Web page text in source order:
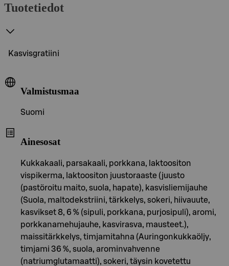
Tuotetiedot
Kasvisgratiini
Valmistusmaa
Suomi
Ainesosat
Kukkakaali, parsakaali, porkkana, laktoositon
vispikerma, laktoositon juustoraaste (juusto
(pastöroitu maito, suola, hapate), kasvisliemijauhe
(Suola, maltodekstriini, tärkkelys, sokeri, hiivauute,
kasvikset 8, 6 % (sipuli, porkkana, purjosipuli), aromi,
porkkanamehujauhe, kasvirasva, mausteet.),
maissitärkkelys, timjamitahna (Auringonkukkaöljy,
timjami 36 %, suola, arominvahvenne
(natriumglutamaatti), sokeri, täysin kovetettu